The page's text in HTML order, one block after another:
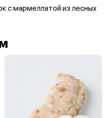
с мармеллатой из лесных